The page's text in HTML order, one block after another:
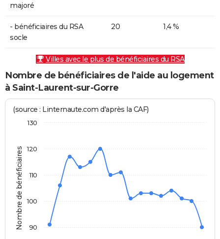
majoré
- bénéficiaires du RSA
socle
20 1,4 %
Villes avec le plus de bénéficiaires du RSA
Nombre de bénéficiaires de l'aide au logement
à Saint-Laurent-sur-Gorre
Nombre de bénéficiaires
(source : Linternaute.com d'après la CAF)
90
100
110
120
130